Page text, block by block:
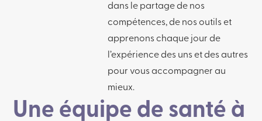
dans le partage de nos
compétences, de nos outils et
apprenons chaque jour de
l’expérience des uns et des autres
pour vous accompagner au
mieux.
Une équipe de santé à